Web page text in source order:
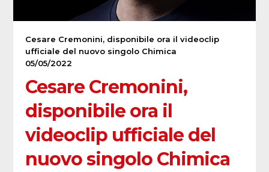
Cesare Cremonini, disponibile ora il videoclip
ufficiale del nuovo singolo Chimica
05/05/2022
Cesare Cremonini,
disponibile ora il
videoclip ufficiale del
nuovo singolo Chimica